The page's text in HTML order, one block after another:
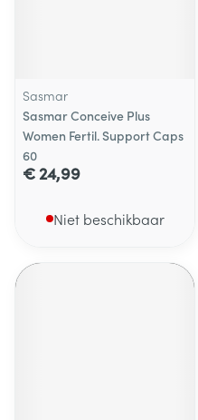
Sasmar
Sasmar Conceive Plus
Women Fertil. Support Caps
60
€ 24,99
Niet beschikbaar